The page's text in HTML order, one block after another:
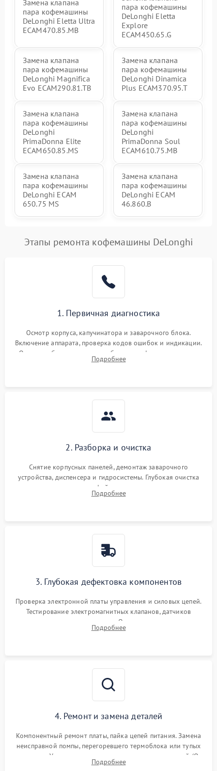
Замена клапана
пара кофемашины
DeLonghi Eletta Ultra
ECAM470.85.MB
пара кофемашины
DeLonghi Eletta
Explore
ECAM450.65.G
Замена клапана
пара кофемашины
DeLonghi Magnifica
Evo ECAM290.81.TB
Замена клапана
пара кофемашины
DeLonghi Dinamica
Plus ECAM370.95.T
Замена клапана
пара кофемашины
DeLonghi
PrimaDonna Elite
ECAM650.85.MS
Замена клапана
пара кофемашины
DeLonghi
PrimaDonna Soul
ECAM610.75.MB
Замена клапана
пара кофемашины
DeLonghi ECAM
650.75 MS
Замена клапана
пара кофемашины
DeLonghi ECAM
46.860.B
Этапы ремонта кофемашины DeLonghi
1. Первичная диагностика
Осмотр корпуса, капучинатора и заварочного блока.
Включение аппарата, проверка кодов ошибок и индикации.
Оценка работы помпы, термоблока и кофемолки на слух.
Измерение температуры и давления воды для выявления
Подробнее
2. Разборка и очистка
Снятие корпусных панелей, демонтаж заварочного
устройства, диспенсера и гидросистемы. Глубокая очистка
внутренних узлов от кофейных масел, жмыха и накипи.
Промывка дренажных каналов и фильтров с использованием
Подробнее
3. Глубокая дефектовка компонентов
Проверка электронной платы управления и силовых цепей.
Тестирование электромагнитных клапанов, датчиков
температуры и расходомера. Оценка степени износа
жерновов кофемолки, уплотнительных колец гидросистемы
Подробнее
4. Ремонт и замена деталей
Компонентный ремонт платы, пайка цепей питания. Замена
неисправной помпы, перегоревшего термоблока или тупых
жерновов. Установка новых силиконовых уплотнителей (O-
ring) и тефлоновых трубок для надежного устранения
Подробнее